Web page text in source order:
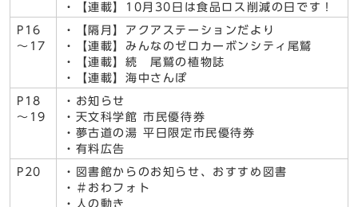
・【連載】10月30日は食品ロス削減の日です！
P16
～17
・【隔月】アクアステーションだより
・【連載】みんなのゼロカーボンシティ尾鷲
・【連載】続 尾鷲の植物誌
・【連載】海中さんぽ
P18
～19
・お知らせ
・天文科学館 市民優待券
・夢古道の湯 平日限定市民優待券
・有料広告
P20
・図書館からのお知らせ、おすすめ図書
・＃おわフォト
・人の動き